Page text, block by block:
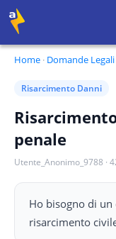
Home · Domande Legali
Risarcimento Danni
penale
Utente_Anonimo_9788 ·
Ho bisogno di
risarcimento